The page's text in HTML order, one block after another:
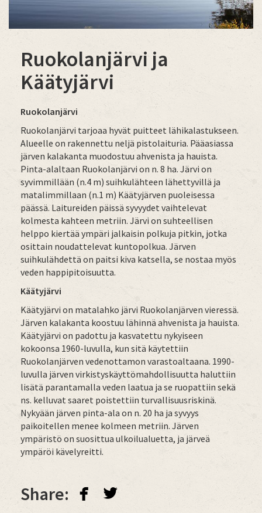
Ruokolanjärvi ja
Käätyjärvi
Ruokolanjärvi
Ruokolanjärvi tarjoaa hyvät puitteet lähikalastukseen.
Alueelle on rakennettu neljä pistolaituria. Pääasiassa
järven kalakanta muodostuu ahvenista ja hauista.
Pinta-alaltaan Ruokolanjärvi on n. 8 ha. Järvi on
syvimmillään (n.4 m) suihkulähteen lähettyvillä ja
matalimmillaan (n.1 m) Käätyjärven puoleisessa
päässä. Laitureiden päissä syvyydet vaihtelevat
kolmesta kahteen metriin. Järvi on suhteellisen
helppo kiertää ympäri jalkaisin polkuja pitkin, jotka
osittain noudattelevat kuntopolkua. Järven
suihkulähdettä on paitsi kiva katsella, se nostaa myös
veden happipitoisuutta.
Käätyjärvi
Käätyjärvi on matalahko järvi Ruokolanjärven vieressä.
Järven kalakanta koostuu lähinnä ahvenista ja hauista.
Käätyjärvi on padottu ja kasvatettu nykyiseen
kokoonsa 1960-luvulla, kun sitä käytettiin
Ruokolanjärven vedenottamon varastoaltaana. 1990-
luvulla järven virkistyskäyttömahdollisuutta haluttiin
lisätä parantamalla veden laatua ja se ruopattiin sekä
ns. kelluvat saaret poistettiin turvallisuusriskinä.
Nykyään järven pinta-ala on n. 20 ha ja syvyys
paikoitellen menee kolmeen metriin. Järven
ympäristö on suosittua ulkoilualuetta, ja järveä
ympäröi kävelyreitti.
Share: facebook twitterbird